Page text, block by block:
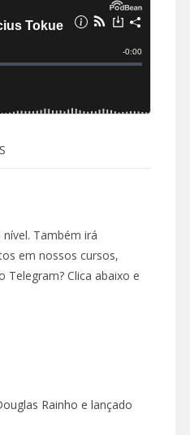
Também irá
em nossos cursos,
Clica abaixo e
Rainho e lançado
– EPISÓDIO 66